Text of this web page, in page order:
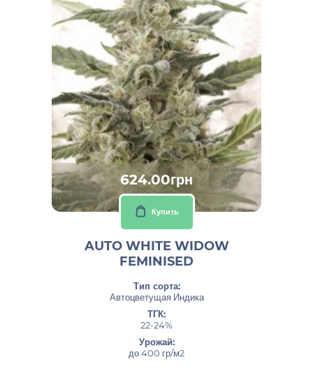
624.00грн
Купить
AUTO WHITE WIDOW
FEMINISED
Тип сорта:
Автоцветущая Индика
ТГК:
22-24%
Урожай:
до 400 гр/м2